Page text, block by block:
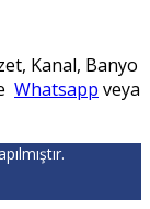
Kanal, Banyo
Whatsapp veya